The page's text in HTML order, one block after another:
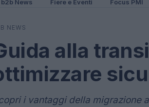
b2b News Fiere e Eventi Focus PMI
NEWS
alla
i vantaggi della migrazione